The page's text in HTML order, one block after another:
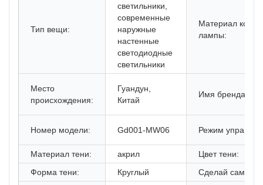
Тип вещи:
светильники,
современные
наружные
настенные
светодиодные
светильники
Материал
лампы:
Место
происхождения:
Гуандун,
Китай
Имя бренда:
Номер модели: Gd001-MW06 Режим
Материал тени: акрил
Цвет тени:
Форма тени:
Круглый
Сделай сам: